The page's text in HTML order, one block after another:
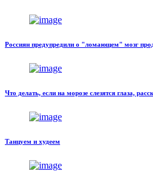
Россиян предупредили о "ломающем" мозг
Что делать, если на морозе слезятся глаза,
Танцуем и худеем